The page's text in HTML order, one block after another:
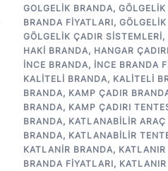
GOLGELIK BRANDA,
BRANDA FIYATLARI,
GÖLGELIK ÇADIR SISTEMLERI,
HAKI BRANDA, HANGAR ÇADIRI
INCE BRANDA, INCE BRANDA
KALITELI BRANDA, KALITELI
BRANDA, KAMP ÇADIR
BRANDA, KAMP ÇADIRI
BRANDA, KATLANABILIR ARAÇ
BRANDA, KATLANABILIR
KATLANIR BRANDA,
BRANDA FIYATLARI,